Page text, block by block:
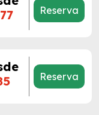
Reserva
Reserva